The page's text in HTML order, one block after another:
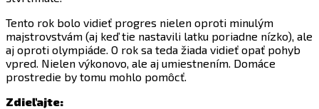
Tento rok bolo vidieť progres nielen oproti minulým
majstrovstvám (aj keď tie nastavili latku poriadne nízko), ale
aj oproti olympiáde. O rok sa teda žiada vidieť opať pohyb
vpred. Nielen výkonovo, ale aj umiestnením. Domáce
prostredie by tomu mohlo pomôcť.
Zdieľajte: